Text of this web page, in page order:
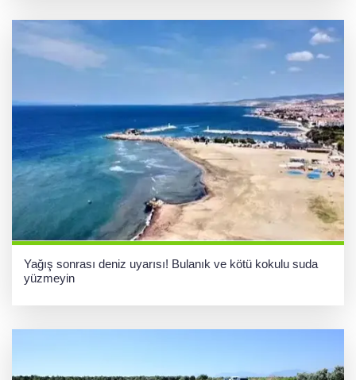
Yağış sonrası deniz uyarısı! Bulanık ve kötü kokulu suda
yüzmeyin